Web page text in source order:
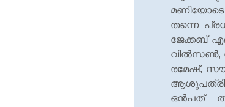
മണിയോടെ
തന്നെ
ജേക്കബ്
വില്‍സണ്‍,
രമേഷ്,
ഒന്‍പത്